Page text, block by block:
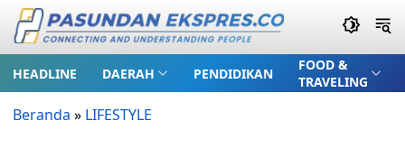
HEADLINE DAERAH PENDIDIKAN
FOOD &
TRAVELING
Beranda » LIFESTYLE